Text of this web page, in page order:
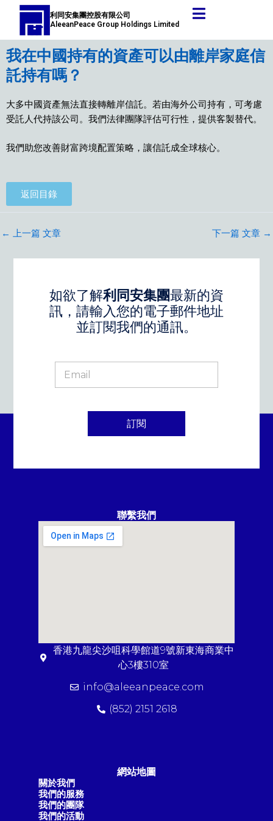
要
內
容
利同安集團控股有限公司
AleeanPeace Group Holdings Limited
我在中國持有的資產可以由離岸家庭信
託持有嗎？
大多中國資產無法直接轉離岸信託。若由海外公司持有，可考慮
受託人代持該公司。我們法律團隊評估可行性，提供客製替代。
我們助您改善財富跨境配置策略，讓信託成全球核心。
返回目錄
Post
navigation
← 上一篇 文章 下一篇 文章 →
如欲了解利同安集團最新的資
訊，請輸入您的電子郵件地址
並訂閱我們的通訊。
訂閱
聯繫我們
香港九龍尖沙咀科學館道9號新東海商業中
心3樓310室
info@aleeanpeace.com
(852) 2151 2618
網站地圖
關於我們
我們的服務
我們的團隊
我們的活動